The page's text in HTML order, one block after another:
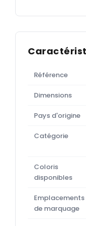
Référence
Dimensions
Pays d'origine
Catégorie
Coloris
disponibles
Emplacements
de marquage